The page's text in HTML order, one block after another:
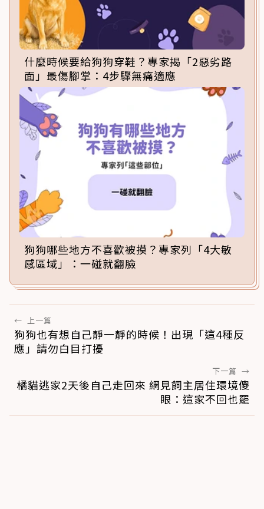
什麼時候要給狗狗穿鞋？專家揭「2惡劣路
面」最傷腳掌：4步驟無痛適應
狗狗哪些地方不喜歡被摸？專家列「4大敏
感區域」：一碰就翻臉
← 上一篇
狗狗也有想自己靜一靜的時候！出現「這4種反
應」請勿白目打擾
下一篇 →
橘貓逃家2天後自己走回來 網見飼主居住環境傻
眼：這家不回也罷